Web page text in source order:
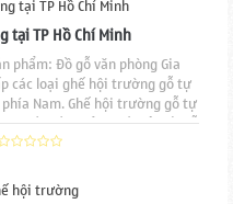
tại TP Hồ Chí Minh
phẩm: Đồ gỗ văn phòng Gia
các loại ghế hội trường gỗ tự
Nam. Ghế hội trường gỗ tự
thiết kế và sản xuất bởi Đồ gỗ
sản xuất hoàn toàn thủ công